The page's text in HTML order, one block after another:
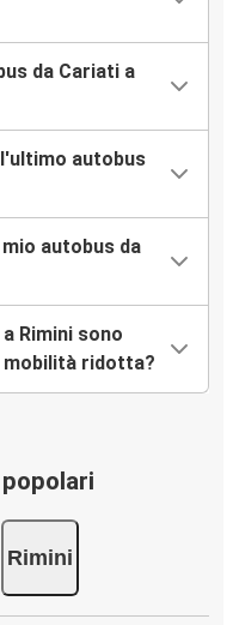
da Cariati a
autobus
autobus da
Rimini sono
ridotta?
Rimini